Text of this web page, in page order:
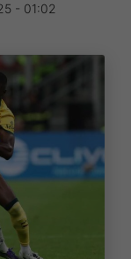
- 01:02